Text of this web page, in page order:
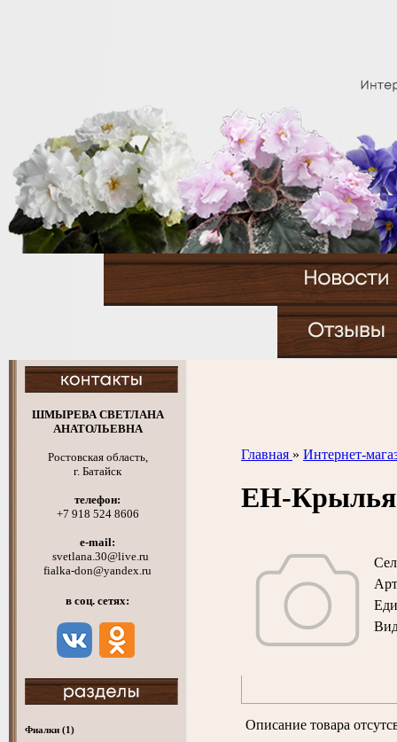
ШМЫРЕВА СВЕТЛАНА
АНАТОЛЬЕВНА
Ростовская область,
г. Батайск
телефон:
+7 918 524 8606
e-mail:
svetlana.30@live.ru
fialka-don@yandex.ru
в соц. сетях:
Фиалки (1)
Главная » Интернет-
ЕН-
Описание товара